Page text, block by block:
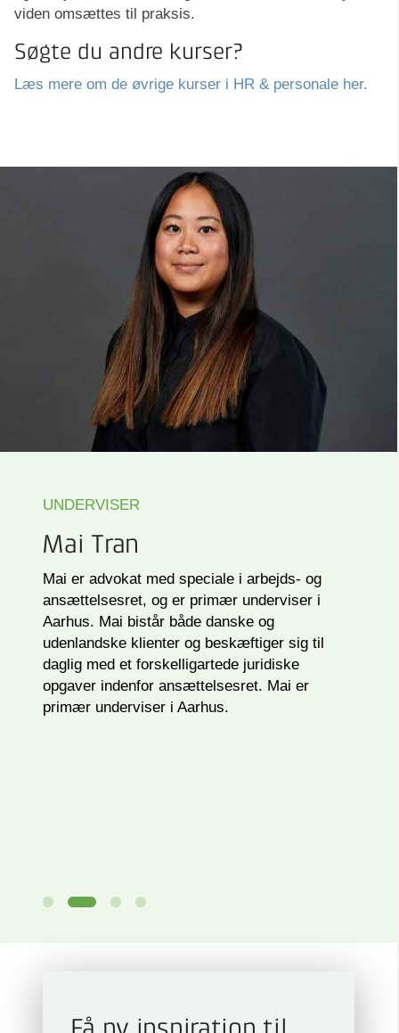
viden omsættes til praksis.
Søgte du andre kurser?
Læs mere om de øvrige kurser i HR & personale her.
UNDERVISER
Mai Tran
Mai er advokat med speciale i arbejds- og
ansættelsesret, og er primær underviser i
Aarhus. Mai bistår både danske og
udenlandske klienter og beskæftiger sig til
daglig med et forskelligartede juridiske
opgaver indenfor ansættelsesret. Mai er
primær underviser i Aarhus.